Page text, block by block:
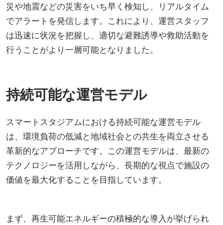
災や地震などの災害をいち早く検知し、リアルタイム
でアラートを発信します。これにより、運営スタッフ
は迅速に状況を把握し、適切な避難誘導や救助活動を
行うことがより一層可能となりました。
持続可能な運営モデル
スマートスタジアムにおける持続可能な運営モデル
は、環境負荷の低減と地域社会との共生を両立させる
革新的なアプローチです。この運営モデルは、最新の
テクノロジーを活用しながら、長期的な視点で施設の
価値を最大化することを目指しています。
まず、再生可能エネルギーの積極的な導入が挙げられ